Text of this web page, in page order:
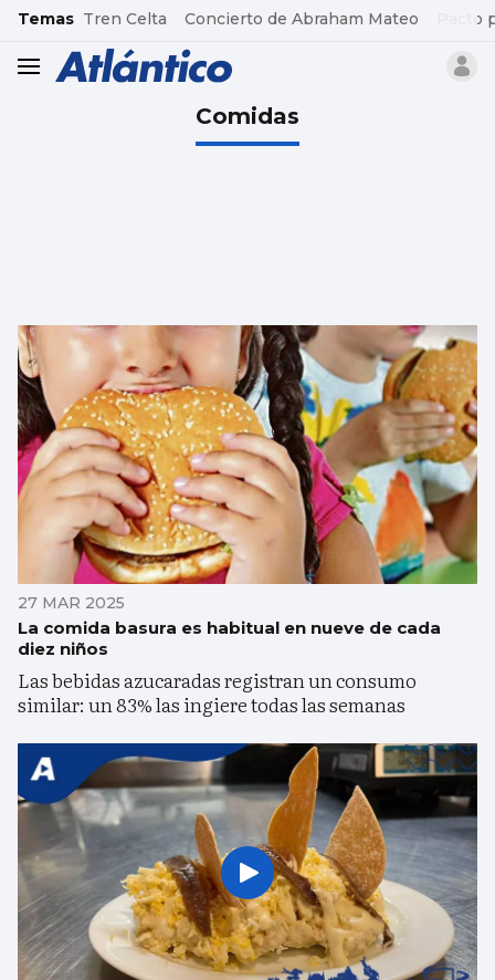
common.go-to-content
Temas Tren Celta Concierto de Abraham Mateo Pacto
header.menu.open
Comidas
27 MAR 2025
La comida basura es habitual en nueve de cada
diez niños
Las bebidas azucaradas registran un consumo
similar: un 83% las ingiere todas las semanas